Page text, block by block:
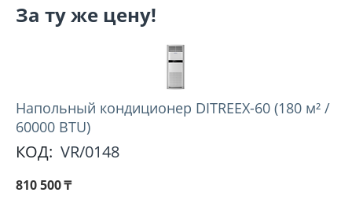
За ту же цену!
Напольный кондиционер DITREEX-60 (180 м² /
60000 BTU)
КОД: VR/0148
810 500₸